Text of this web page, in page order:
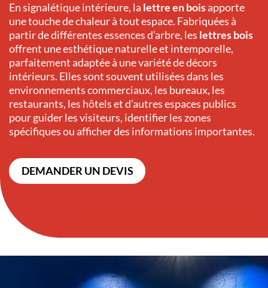
En signalétique intérieure, la lettre en boisapporte
une touche de chaleur à tout espace. Fabriquées à
partir de différentes essences d’arbre, les lettres bois
offrent une esthétique naturelle et intemporelle,
parfaitement adaptée à une variété de décors
intérieurs. Elles sont souvent utilisées dans les
environnements commerciaux, les bureaux, les
restaurants, les hôtels et d’autres espaces publics
pour guider les visiteurs, identifier les zones
spécifiques ou afficher des informations importantes.
DEMANDER UN DEVIS